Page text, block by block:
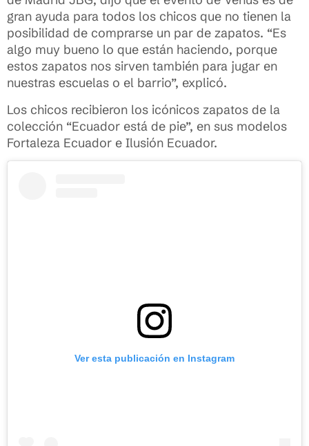
gran ayuda para todos los chicos que no tienen la
posibilidad de comprarse un par de zapatos. “Es
algo muy bueno lo que están haciendo, porque
estos zapatos nos sirven también para jugar en
nuestras escuelas o el barrio”, explicó.
Los chicos recibieron los icónicos zapatos de la
colección “Ecuador está de pie”, en sus modelos
Fortaleza Ecuador e Ilusión Ecuador.
Ver esta publicación en Instagram